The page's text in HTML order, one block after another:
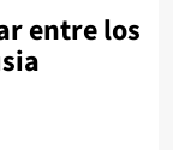
entre los